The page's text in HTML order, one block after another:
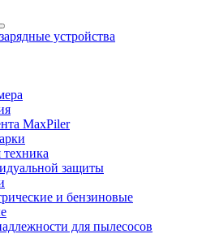
устройства
MaxPiler
защиты
и бензиновые
для пылесосов